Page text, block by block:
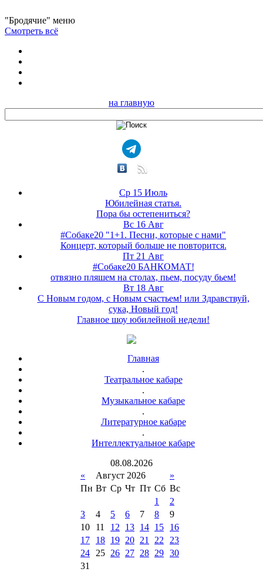
"Бродячие" меню
Смотреть всё
на главную
Ср 15 Июль
Юбилейная статья.
Пора бы остепениться?
Вс 16 Авг
#Собаке20 "1+1. Песни, которые с нами"
Концерт, который больше не повторится.
Пт 21 Авг
#Собаке20 БАНКОМАТ!
отвязно пляшем на столах, пьем, посуду бьем!
Вт 18 Авг
С Новым годом, с Новым счастьем! или Здравствуй,
сука, Новый год!
Главное шоу юбилейной недели!
Главная
.
Театральное кабаре
.
Музыкальное кабаре
.
Литературное кабаре
.
Интеллектуальное кабаре
08.08.2026
«
Август 2026
»
Пн Вт Ср Чт Пт Сб Вс
1
2
3
4 5 6 7 8
9
10
11 12 13 14 15
16
17
18 19 20 21 22
23
24
25 26 27 28 29 30
31